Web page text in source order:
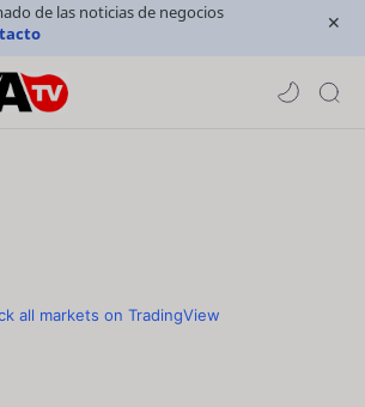
de las noticias de negocios
all markets on TradingView